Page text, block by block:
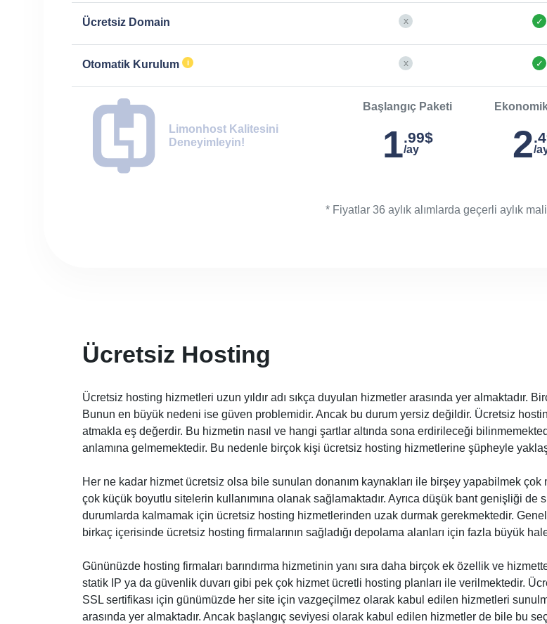
Ücretsiz Domain
Otomatik Kurulum
Başlangıç Paketi
1.99$
/ay 2/
* Fiyatlar 36 aylık alımlarda geçerli aylık
Ücretsiz Hosting
Ücretsiz hosting hizmetleri uzun yıldır adı sıkça duyulan hizmetler arasında yer almaktadır.
Bunun en büyük nedeni ise güven problemidir. Ancak bu durum yersiz değildir. Ücretsiz
atmakla eş değerdir. Bu hizmetin nasıl ve hangi şartlar altında sona erdirileceği
anlamına gelmemektedir. Bu nedenle birçok kişi ücretsiz hosting hizmetlerine şüpheyle
Her ne kadar hizmet ücretsiz olsa bile sunulan donanım kaynakları ile birşey yapabilmek
çok küçük boyutlu sitelerin kullanımına olanak sağlamaktadır. Ayrıca düşük bant genişliği
durumlarda kalmamak için ücretsiz hosting hizmetlerinden uzak durmak gerekmektedir.
birkaç içerisinde ücretsiz hosting firmalarının sağladığı depolama alanları için fazla büyük
Gününüzde hosting firmaları barındırma hizmetinin yanı sıra daha birçok ek özellik ve
statik IP ya da güvenlik duvarı gibi pek çok hizmet ücretli hosting planları ile verilmektedir.
SSL sertifikası için günümüzde her site için vazgeçilmez olarak kabul edilen hizmetleri
arasında yer almaktadır. Ancak başlangıç seviyesi olarak kabul edilen hizmetler de bile bu